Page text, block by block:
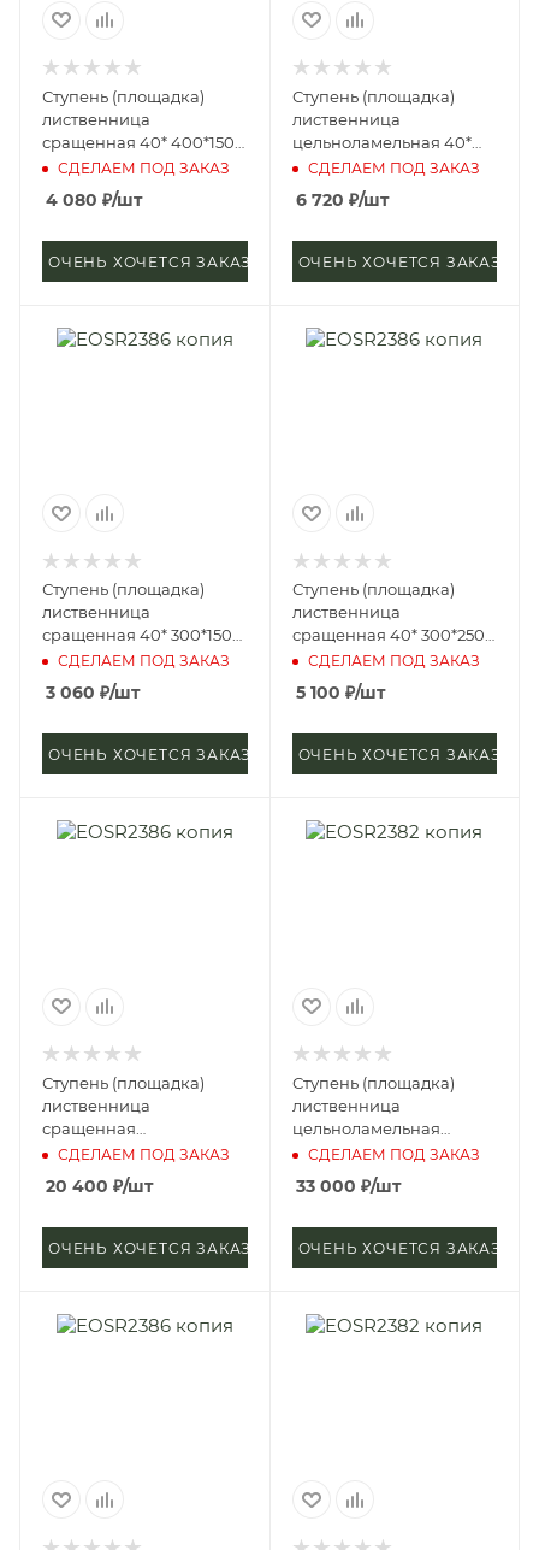
Ступень (площадка)
лиственница
сращенная 40* 400*1500
мм (сорт А)
СДЕЛАЕМ ПОД ЗАКАЗ
4 080 ₽/шт
ОЧЕНЬ ХОЧЕТСЯ ЗАКАЗАТЬ
Ступень (площадка)
лиственница
цельноламельная 40*
600*1400 мм (сорт
СДЕЛАЕМ ПОД ЗАКАЗ
6 720 ₽/шт
ОЧЕНЬ ХОЧЕТСЯ ЗАКАЗАТЬ
Ступень (площадка)
лиственница
сращенная 40* 300*1500
мм (сорт А)
СДЕЛАЕМ ПОД ЗАКАЗ
3 060 ₽/шт
ОЧЕНЬ ХОЧЕТСЯ ЗАКАЗАТЬ
Ступень (площадка)
лиственница
сращенная 40* 300*2500
мм (сорт А)
СДЕЛАЕМ ПОД ЗАКАЗ
5 100 ₽/шт
ОЧЕНЬ ХОЧЕТСЯ ЗАКАЗАТЬ
Ступень (площадка)
лиственница
сращенная
40*1200*2500 мм (сорт А)
СДЕЛАЕМ ПОД ЗАКАЗ
20 400 ₽/шт
ОЧЕНЬ ХОЧЕТСЯ ЗАКАЗАТЬ
Ступень (площадка)
лиственница
цельноламельная
40*1000*2500 мм (сорт
СДЕЛАЕМ ПОД ЗАКАЗ
33 000 ₽/шт
ОЧЕНЬ ХОЧЕТСЯ ЗАКАЗАТЬ